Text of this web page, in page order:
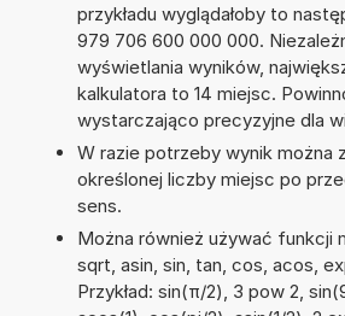
przykładu wyglądałoby to
979 706 600 000 000.
wyświetlania wyników,
kalkulatora to 14 miejsc.
wystarczająco precyzyjne dla
W razie potrzeby wynik można
określonej liczby miejsc po
sens.
Można również używać funkcji
sqrt, asin, sin, tan, cos, acos,
Przykład: sin(π/2), 3 pow 2,